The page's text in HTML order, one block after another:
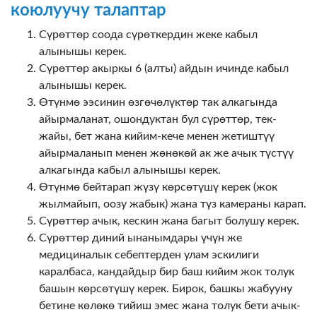
коюлуучу талаптар
Сүрөттөр соода сүрөткердин жеке кабыл
алынышы керек.
Сүрөттөр акыркы 6 (алты) айдын ичинде кабыл
алынышы керек.
Өтүнмө ээсинин өзгөчөлүктөр так алкагында
айырмаланат, ошондуктан бул сүрөттөр, тек-
жайы, бет жана кийим-кече менен жетиштүү
айырмаланып менен жөнөкөй ак же ачык түстүү
алкагында кабыл алынышы керек.
Өтүнмө бейтарап жүзү көрсөтүшү керек (жок
жылмайып, оозу жабык) жана түз камераны карап.
Сүрөттөр ачык, кескин жана багыт болушу керек.
Сүрөттөр диний ынанымдары үчүн же
медициналык себептерден улам эскилиги
каралбаса, кандайдыр бир баш кийим жок толук
башын көрсөтүшү керек. Бирок, башкы жабууну
бетине көлөкө тийиш эмес жана толук бети ачык-